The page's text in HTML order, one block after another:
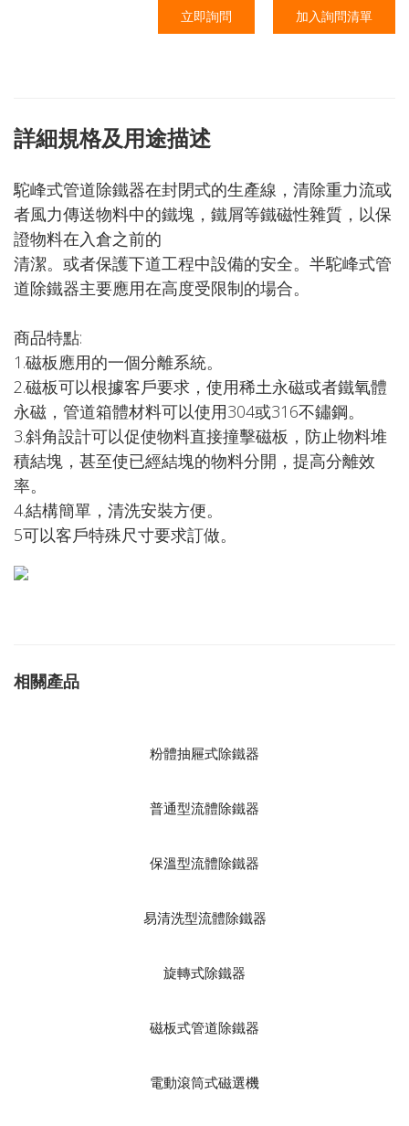
立即詢問 加入詢問清單
詳細規格及用途描述
駝峰式管道除鐵器在封閉式的生產線，清除重力流或
者風力傳送物料中的鐵塊，鐵屑等鐵磁性雜質，以保
證物料在入倉之前的
清潔。或者保護下道工程中設備的安全。半駝峰式管
道除鐵器主要應用在高度受限制的場合。
商品特點:
1.磁板應用的一個分離系統。
2.磁板可以根據客戶要求，使用稀土永磁或者鐵氧體
永磁，管道箱體材料可以使用304或316不鏽鋼。
3.斜角設計可以促使物料直接撞擊磁板，防止物料堆
積結塊，甚至使已經結塊的物料分開，提高分離效
率。
4.結構簡單，清洗安裝方便。
5可以客戶特殊尺寸要求訂做。
相關產品
粉體抽屜式除鐵器
普通型流體除鐵器
保溫型流體除鐵器
易清洗型流體除鐵器
旋轉式除鐵器
磁板式管道除鐵器
電動滾筒式磁選機